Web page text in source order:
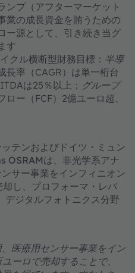
ンプ（アフターマーケット
業の成長資金を賄うための
ー源として、引き続き当グ
す
クル横断型財務目標 ： 半導
長率（CAGR）は単一桁台
は25％以上； グループ
ロー（FCF）2億ユーロ超、
テンおよびドイツ・ミュン
OSRAMは、非光学系アナ
サー事業をインフィニオン
し、プロフォーマ・レバ
デジタルフォトニクス分野
医療用センサー事業をイン
ーロで売却することで、